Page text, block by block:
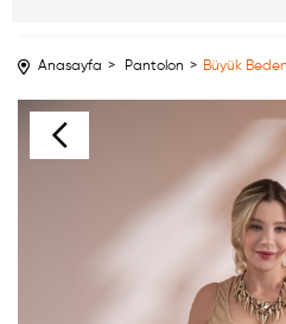
Anasayfa Pantolon Büyük